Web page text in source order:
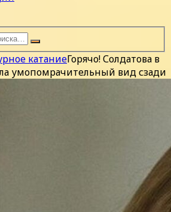
катаниеГорячо! Солдатова в
умопомрачительный вид сзади